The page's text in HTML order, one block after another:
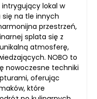
intrygujący lokal w
się na tle innych
przestrzeń,
splata się z
atmosferę,
NOBO to
nowoczesne techniki
oferując
które